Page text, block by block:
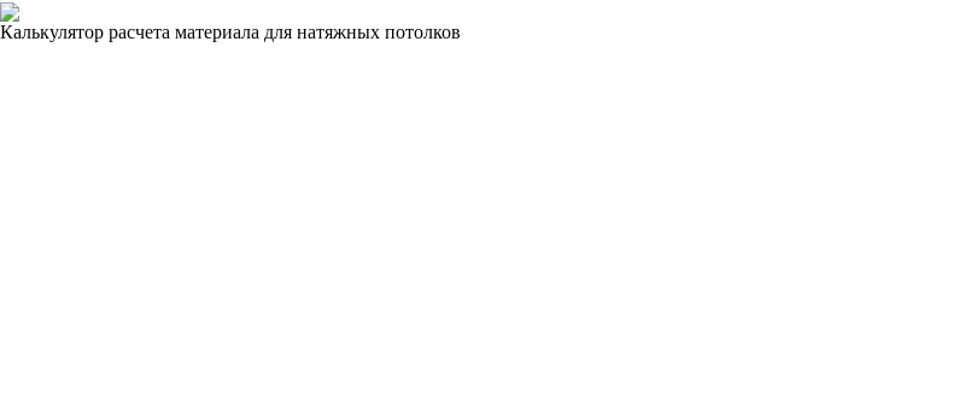
Калькулятор расчета материала для натяжных потолков